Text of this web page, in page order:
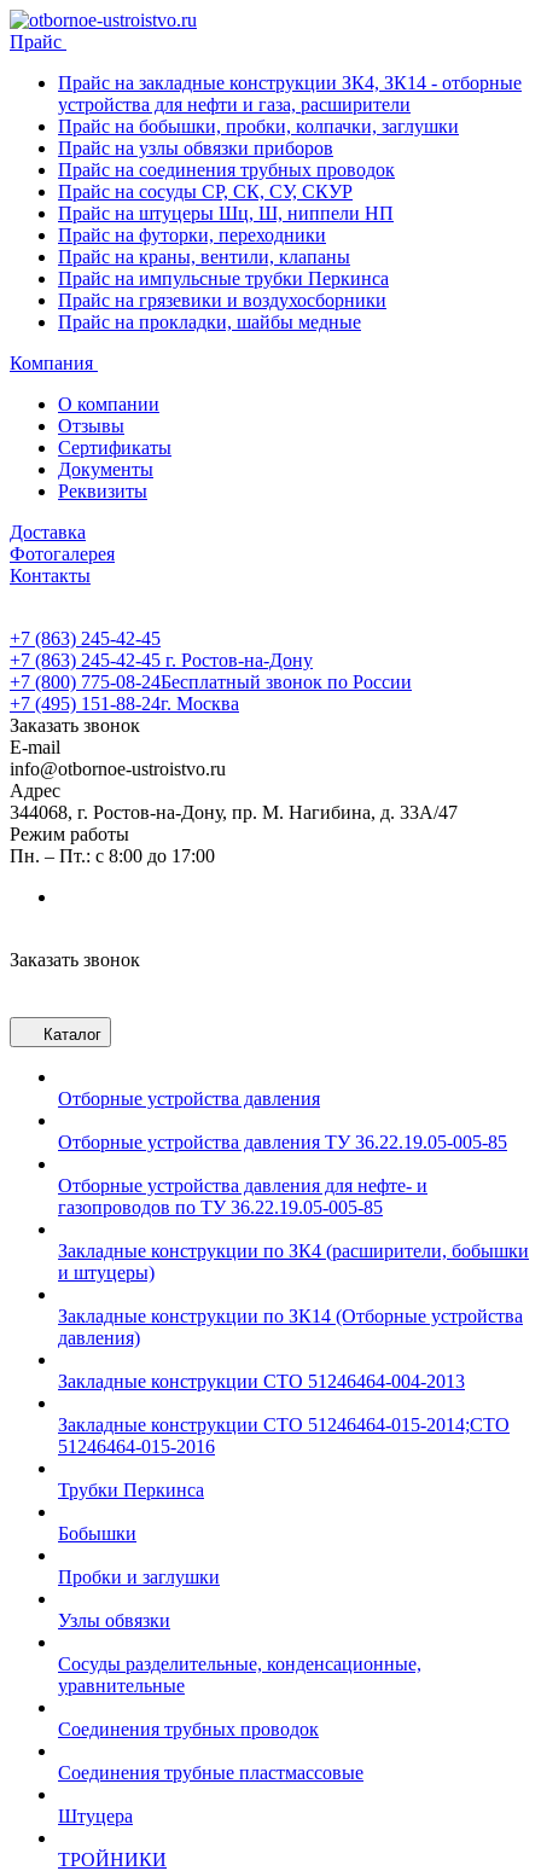
Прайс
Прайс на закладные конструкции ЗК4, ЗК14 - отборные
устройства для нефти и газа, расширители
Прайс на бобышки, пробки, колпачки, заглушки
Прайс на узлы обвязки приборов
Прайс на соединения трубных проводок
Прайс на сосуды СР, СК, СУ, СКУР
Прайс на штуцеры Шц, Ш, ниппели НП
Прайс на футорки, переходники
Прайс на краны, вентили, клапаны
Прайс на импульсные трубки Перкинса
Прайс на грязевики и воздухосборники
Прайс на прокладки, шайбы медные
Компания
О компании
Отзывы
Сертификаты
Документы
Реквизиты
Доставка
Фотогалерея
Контакты
+7 (863) 245-42-45
+7 (863) 245-42-45 г. Ростов-на-Дону
+7 (800) 775-08-24Бесплатный звонок по России
+7 (495) 151-88-24г. Москва
Заказать звонок
E-mail
info@otbornoe-ustroistvo.ru
Адрес
344068, г. Ростов-на-Дону, пр. М. Нагибина, д. 33А/47
Режим работы
Пн. – Пт.: с 8:00 до 17:00
Заказать звонок
Каталог
Отборные устройства давления
Отборные устройства давления ТУ 36.22.19.05-005-85
Отборные устройства давления для нефте- и
газопроводов по ТУ 36.22.19.05-005-85
Закладные конструкции по ЗК4 (расширители, бобышки
и штуцеры)
Закладные конструкции по ЗК14 (Отборные устройства
давления)
Закладные конструкции СТО 51246464-004-2013
Закладные конструкции СТО 51246464-015-2014;СТО
51246464-015-2016
Трубки Перкинса
Бобышки
Пробки и заглушки
Узлы обвязки
Сосуды разделительные, конденсационные,
уравнительные
Соединения трубных проводок
Соединения трубные пластмассовые
Штуцера
ТРОЙНИКИ